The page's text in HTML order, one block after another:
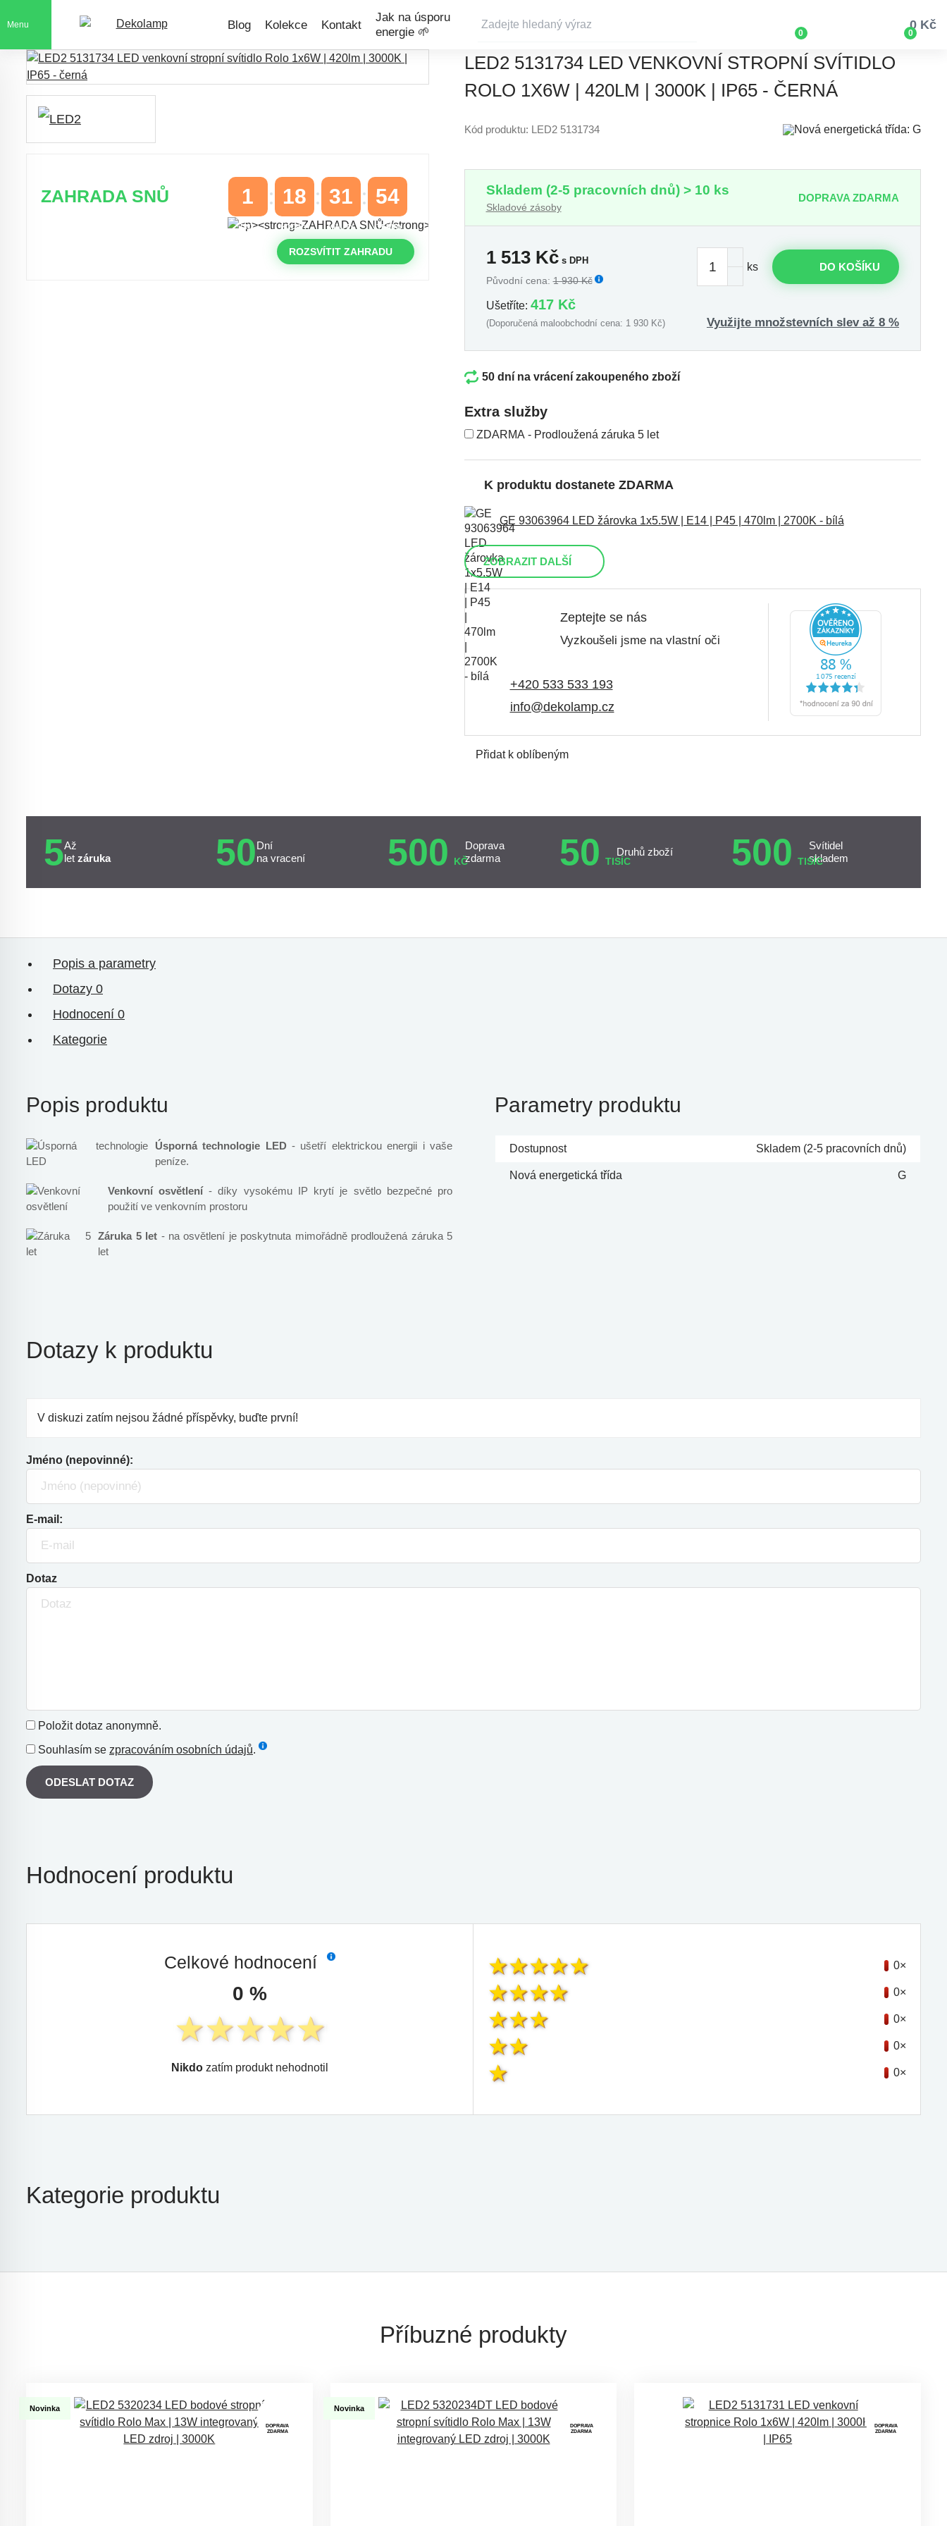
Menu Blog Kolekce Kontakt
Jak na úsporu
energie 🌱
0 0
0 Kč
LED2 5131734 LED VENKOVNÍ STROPNÍ SVÍTIDLO
ROLO 1X6W | 420LM | 3000K | IP65 - ČERNÁ
ZAHRADA SNŮ 1
DNY
18
HODINY
31
MINUTY
54
VTEŘINY
ROZSVÍTIT ZAHRADU
Kód produktu: LED2 5131734
Skladem (2-5 pracovních dnů) > 10 ks
Skladové zásoby
DOPRAVA ZDARMA
1 513Kčs DPH
Původní cena:1 930 Kč
Ušetříte: 417 Kč
(Doporučená maloobchodní cena: 1 930 Kč)
ks DO KOŠÍKU
Využijte množstevních slev až 8 %
50 dní na vrácení zakoupeného zboží
Extra služby
ZDARMA - Prodloužená záruka 5 let
K produktu dostanete ZDARMA
GE 93063964 LED žárovka 1x5.5W | E14 | P45 | 470lm | 2700K - bílá
ZOBRAZIT DALŠÍ
Zeptejte se nás
Vyzkoušeli jsme na vlastní oči
+420 533 533 193
info@dekolamp.cz
Přidat k oblíbeným
5Až
let záruka 50Dní
na vracení
500 KČ
Doprava
zdarma
50 TISÍC
Druhů zboží 500 TISÍC
Svítidel
skladem
Popis a parametry
Dotazy 0
Hodnocení 0
Kategorie
Popis produktu
Úsporná technologie LED- ušetří elektrickou energii i vaše
peníze.
Venkovní osvětlení- díky vysokému IP krytí je světlo bezpečné pro
použití ve venkovním prostoru
Záruka 5 let - na osvětlení je poskytnuta mimořádně prodloužená záruka 5
let
Parametry produktu
Dostupnost Skladem (2-5 pracovních dnů)
Nová energetická třída G
Dotazy k produktu
V diskuzi zatím nejsou žádné příspěvky, buďte první!
Jméno (nepovinné):
E-mail:
Dotaz
Položit dotaz anonymně.
Souhlasím se zpracováním osobních údajů.
ODESLAT DOTAZ
Hodnocení produktu
Celkové hodnocení
0 %
Nikdo zatím produkt nehodnotil
0×
0×
0×
0×
0×
Kategorie produktu
Příbuzné produkty
Novinka
DOPRAVA
ZDARMA
Novinka
DOPRAVA
ZDARMA
DOPRAVA
ZDARMA